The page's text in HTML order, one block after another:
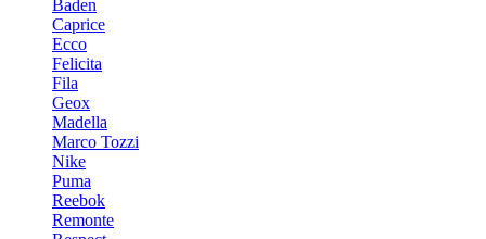
Baden
Caprice
Ecco
Felicita
Fila
Geox
Madella
Marco Tozzi
Nike
Puma
Reebok
Remonte